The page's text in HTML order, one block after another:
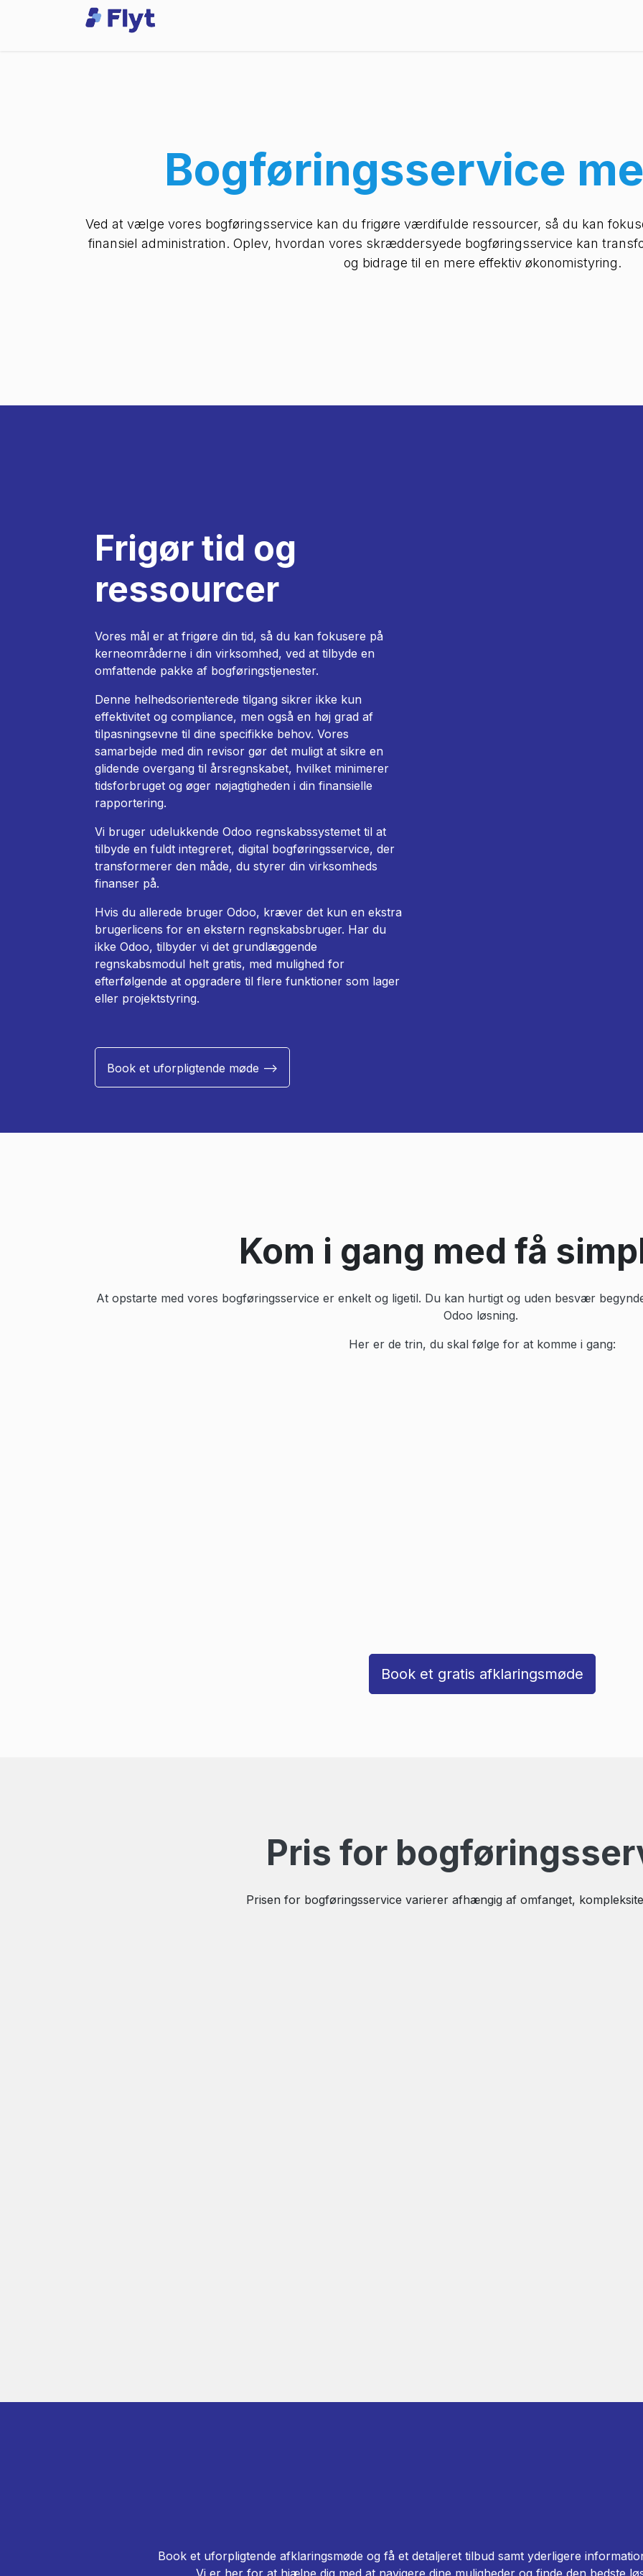
Bogføringsservice
Ved at vælge vores bogføringsservice kan du frigøre værdifulde ressourcer, så du kan
finansiel administration. Oplev, hvordan vores skræddersyede bogføringsservice kan
og bidrage til en mere effektiv økonomistyring.
Frigør tid og
ressourcer
Vores mål er at frigøre din tid, så du kan fokusere på
kerneområderne i din virksomhed, ved at tilbyde en
omfattende pakke af bogføringstjenester.
Denne helhedsorienterede tilgang sikrer ikke kun
effektivitet og compliance, men også en høj grad af
tilpasningsevne til dine specifikke behov. Vores
samarbejde med din revisor gør det muligt at sikre en
glidende overgang til årsregnskabet, hvilket minimerer
tidsforbruget og øger nøjagtigheden i din finansielle
rapportering.
Vi bruger udelukkende Odoo regnskabssystemet til at
tilbyde en fuldt integreret, digital bogføringsservice, der
transformerer den måde, du styrer din virksomheds
finanser på.
Hvis du allerede bruger Odoo, kræver det kun en ekstra
brugerlicens for en ekstern regnskabsbruger. Har du
ikke Odoo, tilbyder vi det grundlæggende
regnskabsmodul helt gratis, med mulighed for
efterfølgende at opgradere til flere funktioner som lager
eller projektstyring.
Book et uforpligtende møde -->
Kom i gang med få
At opstarte med vores bogføringsservice er enkelt og ligetil. Du kan hurtigt og uden besvær
Odoo løsning.
Her er de trin, du skal følge for at komme i gang:
Book et gratis afklaringsmøde
Pris for
Prisen for bogføringsservice varierer afhængig af omfanget,
Book et uforpligtende afklaringsmøde og få et detaljeret tilbud samt yderligere